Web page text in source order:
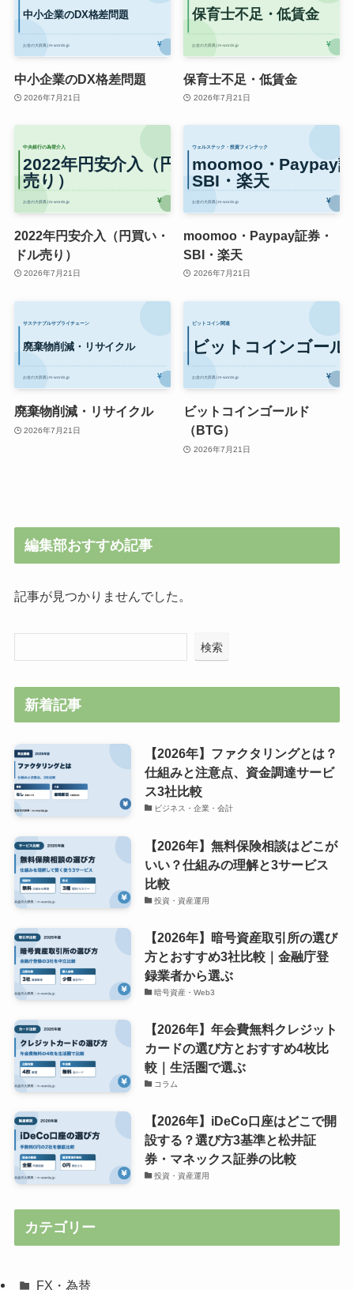
中小企業のDX格差問題
2026年7月21日
保育士不足・低賃金
2026年7月21日
2022年円安介入（円買い・
ドル売り）
2026年7月21日
moomoo・Paypay証券・
SBI・楽天
2026年7月21日
廃棄物削減・リサイクル
2026年7月21日
ビットコインゴールド
（BTG）
2026年7月21日
編集部おすすめ記事
記事が見つかりませんでした。
検索
新着記事
【2026年】ファクタリングとは？
仕組みと注意点、資金調達サービ
ス3社比較
ビジネス・企業・会計
【2026年】無料保険相談はどこが
いい？仕組みの理解と3サービス
比較
投資・資産運用
【2026年】暗号資産取引所の選び
方とおすすめ3社比較｜金融庁登
録業者から選ぶ
暗号資産・Web3
【2026年】年会費無料クレジット
カードの選び方とおすすめ4枚比
較｜生活圏で選ぶ
コラム
【2026年】iDeCo口座はどこで開
設する？選び方3基準と松井証
券・マネックス証券の比較
投資・資産運用
カテゴリー
FX・為替